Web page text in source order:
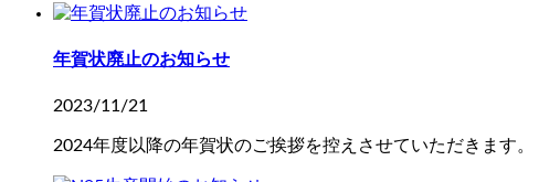
年賀状廃止のお知らせ
2023/11/21
2024年度以降の年賀状のご挨拶を控えさせていただきます。